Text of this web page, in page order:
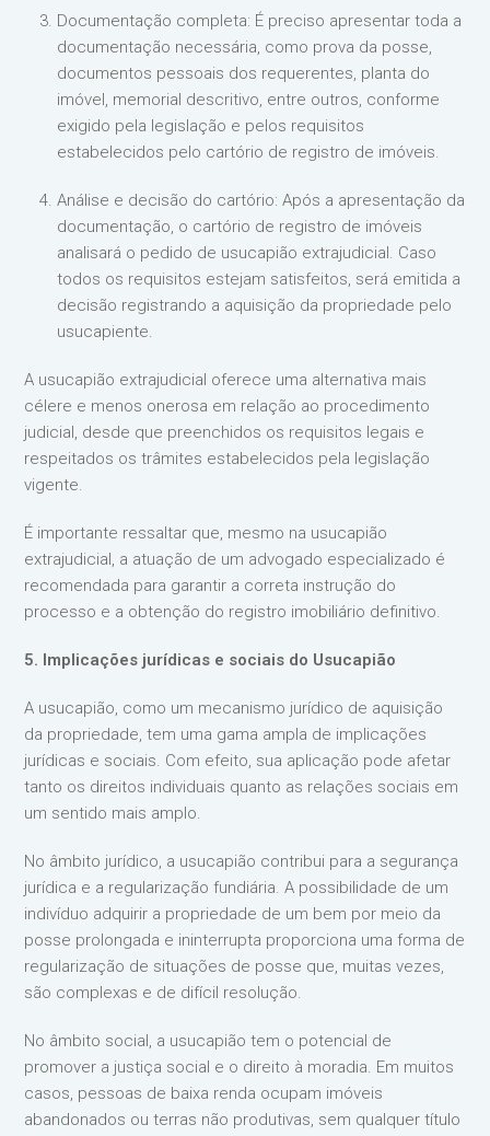
Documentação completa: É preciso apresentar toda a
documentação necessária, como prova da posse,
documentos pessoais dos requerentes, planta do
imóvel, memorial descritivo, entre outros, conforme
exigido pela legislação e pelos requisitos
estabelecidos pelo cartório de registro de imóveis.
Análise e decisão do cartório: Após a apresentação da
documentação, o cartório de registro de imóveis
analisará o pedido de usucapião extrajudicial. Caso
todos os requisitos estejam satisfeitos, será emitida a
decisão registrando a aquisição da propriedade pelo
usucapiente.
A usucapião extrajudicial oferece uma alternativa mais
célere e menos onerosa em relação ao procedimento
judicial, desde que preenchidos os requisitos legais e
respeitados os trâmites estabelecidos pela legislação
vigente.
É importante ressaltar que, mesmo na usucapião
extrajudicial, a atuação de um advogado especializado é
recomendada para garantir a correta instrução do
processo e a obtenção do registro imobiliário definitivo.
5. Implicações jurídicas e sociais do Usucapião
A usucapião, como um mecanismo jurídico de aquisição
da propriedade, tem uma gama ampla de implicações
jurídicas e sociais. Com efeito, sua aplicação pode afetar
tanto os direitos individuais quanto as relações sociais em
um sentido mais amplo.
No âmbito jurídico, a usucapião contribui para a segurança
jurídica e a regularização fundiária. A possibilidade de um
indivíduo adquirir a propriedade de um bem por meio da
posse prolongada e ininterrupta proporciona uma forma de
regularização de situações de posse que, muitas vezes,
são complexas e de difícil resolução.
No âmbito social, a usucapião tem o potencial de
promover a justiça social e o direito à moradia. Em muitos
casos, pessoas de baixa renda ocupam imóveis
abandonados ou terras não produtivas, sem qualquer título